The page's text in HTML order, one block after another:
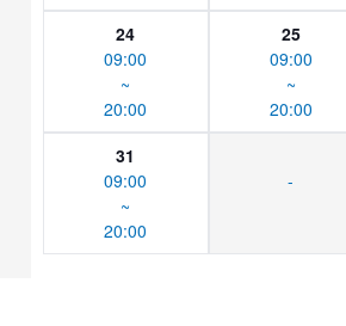
24
09:00
~
20:00
25
09:00
~
20:00
31
09:00
~
20:00
-